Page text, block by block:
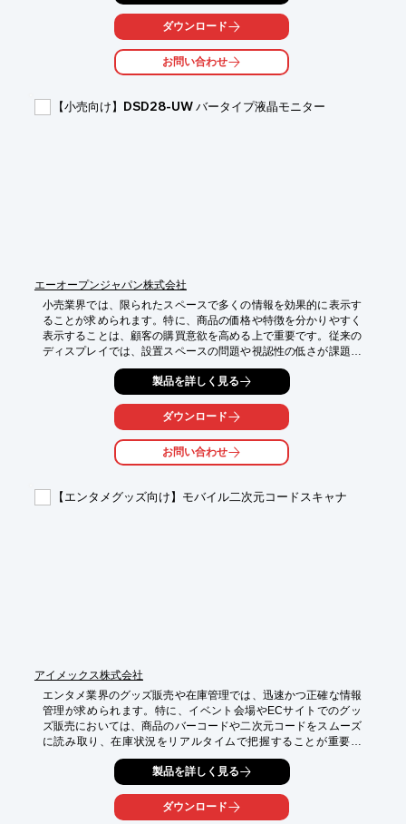
情報、在庫状況を確認できます。写真添付機能により、商品の状
態も把握可能です。
【活用シーン】
・シーズンごとの商品の在庫状況確認
・倉庫への入庫・出庫管理
・販売予測に基づいた発注管理
ダウンロード
お問い合わせ
【小売向け】DSD28-UW バータイプ液晶モニター
エーオープンジャパン株式会社
小売業界では、限られたスペースで多くの情報を効果的に表示す
ることが求められます。特に、商品の価格や特徴を分かりやすく
表示することは、顧客の購買意欲を高める上で重要です。従来の
ディスプレイでは、設置スペースの問題や視認性の低さが課題と
なることがあります。DSD28-UWは、ウルトラ・ワイド・スクリ
ーンと省スペース設計により、限られたスペースでも多くの情報
を表示できます。高輝度700cd/m2により、明るい環境下でも高
い視認性を確保し、商品の魅力を最大限に引き出します。
【活用シーン】
・商品棚への価格表示
・デジタルサイネージ
製品を詳しく見る
ダウンロード
お問い合わせ
【エンタメグッズ向け】モバイル二次元コードスキャナ
アイメックス株式会社
エンタメ業界のグッズ販売や在庫管理では、迅速かつ正確な情報
管理が求められます。特に、イベント会場やECサイトでのグッ
ズ販売においては、商品のバーコードや二次元コードをスムーズ
に読み取り、在庫状況をリアルタイムで把握することが重要で
す。手入力によるミスや時間のロスは、顧客満足度の低下や機会
損失につながる可能性があります。BW-100BTは、Bluetooth、
USB、メモリモードに対応し、様々な環境下でのグッズ管理をサ
ポートします。
製品を詳しく見る
ダウンロード